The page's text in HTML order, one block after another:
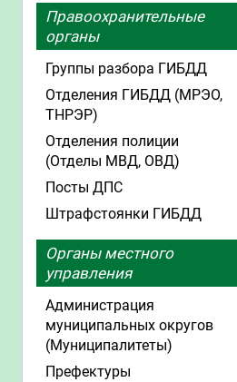
Правоохранительные
органы
Группы разбора ГИБДД
Отделения ГИБДД (МРЭО,
ТНРЭР)
Отделения полиции
(Отделы МВД, ОВД)
Посты ДПС
Штрафстоянки ГИБДД
Органы местного
управления
Администрация
муниципальных округов
(Муниципалитеты)
Префектуры